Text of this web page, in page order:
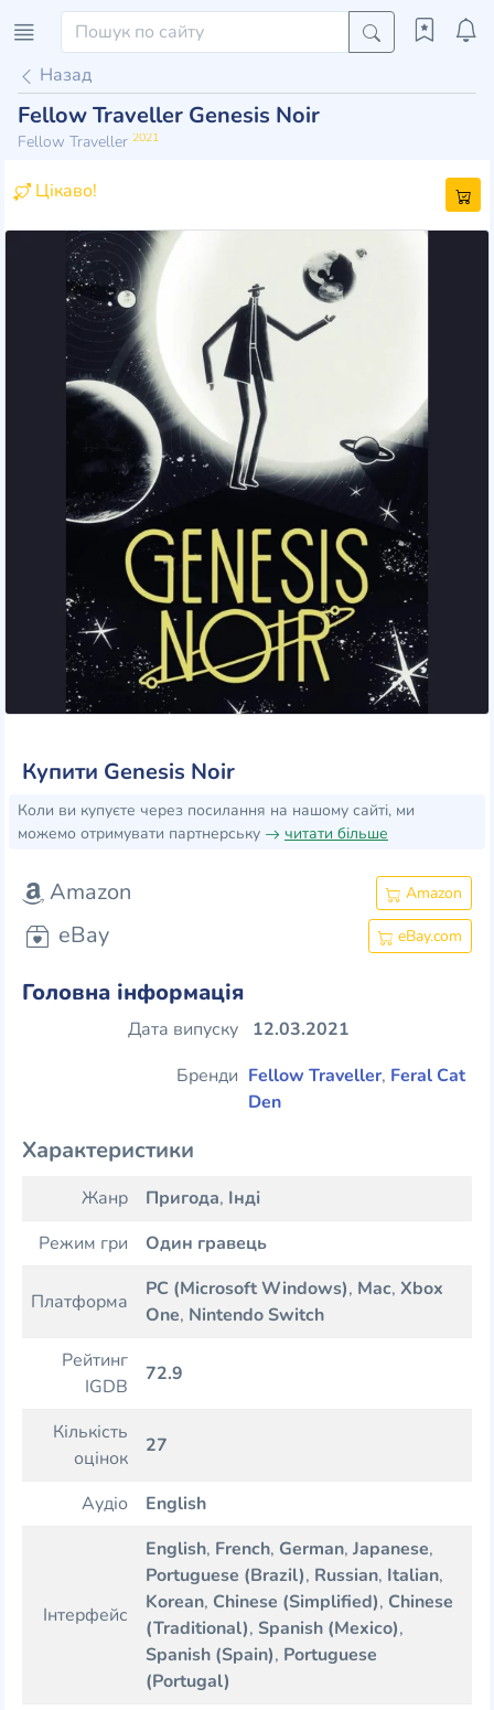
Назад
Fellow Traveller Genesis Noir
Fellow Traveller 2021
Цікаво!
Купити Genesis Noir
Коли ви купуєте через посилання на нашому сайті, ми
можемо отримувати партнерську
читати більше
Amazon Amazon
eBay eBay.com
Головна інформація
Дата випуску
12.03.2021
Бренди Fellow Traveller, Feral Cat
Den
Характеристики
Жанр Пригода, Інді
Режим гри
Один гравець
Платформа
PC (Microsoft Windows), Mac, Xbox
One, Nintendo Switch
Рейтинг
IGDB
72.9
Кількість
оцінок
27
Аудіо English
Інтерфейс
English, French, German, Japanese,
Portuguese (Brazil), Russian, Italian,
Korean, Chinese (Simplified), Chinese
(Traditional), Spanish (Mexico),
Spanish (Spain), Portuguese
(Portugal)